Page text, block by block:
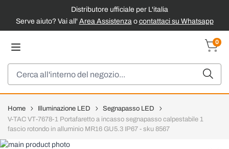
Distributore ufficiale per L'italia
Serve aiuto? Vai all' Area Assistenzao contattaci su Whatsapp
0
Home Illuminazione LED
Segnapasso LED
V-TAC VT-7678-1 Portafaretto a incasso segnapasso calpestabile 1
fascio rotondo in alluminio MR16 GU5.3 IP67 - sku 8567